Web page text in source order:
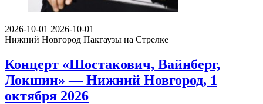
2026-10-01 2026-10-01
Нижний Новгород Пакгаузы на Стрелке
Концерт «Шостакович, Вайнберг,
Локшин» — Нижний Новгород, 1
октября 2026